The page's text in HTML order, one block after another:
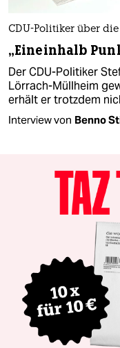
CDU-Politiker über
„Eineinhalb
Der CDU-Politiker
Lörrach-Müllheim
erhält er trotzdem
Interview von Benno